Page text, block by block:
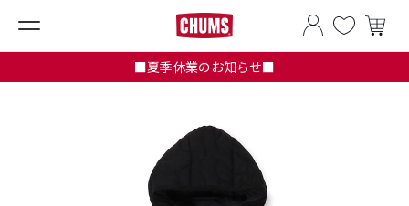
■夏季休業のお知らせ■